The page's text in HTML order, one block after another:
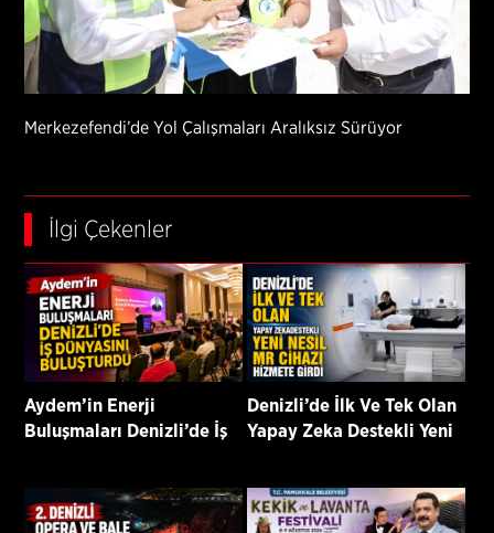
Merkezefendi’de Yol Çalışmaları Aralıksız Sürüyor
İlgi Çekenler
Aydem’in Enerji
Buluşmaları Denizli’de İş
Denizli’de İlk Ve Tek Olan
Yapay Zeka Destekli Yeni